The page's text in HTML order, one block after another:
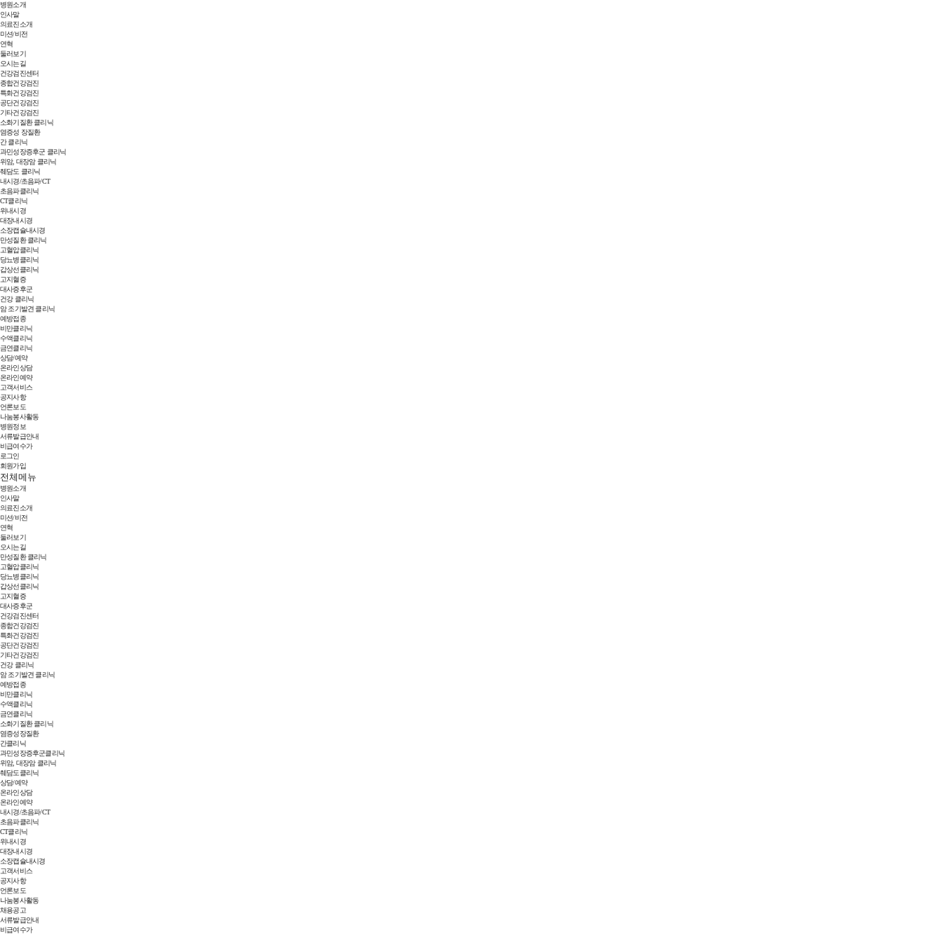
병원소개
인사말
의료진소개
미션/비전
연혁
둘러보기
오시는길
건강검진센터
종합건강검진
특화건강검진
공단건강검진
기타건강검진
소화기질환 클리닉
염증성 장질환
간 클리닉
과민성장증후군 클리닉
위암, 대장암 클리닉
췌담도 클리닉
내시경/초음파/CT
초음파클리닉
CT클리닉
위내시경
대장내시경
소장캡슐내시경
만성질환 클리닉
고혈압클리닉
당뇨병클리닉
갑상선클리닉
고지혈증
대사증후군
건강 클리닉
암 조기발견 클리닉
예방접종
비만클리닉
수액클리닉
금연클리닉
상담/예약
온라인상담
온라인예약
고객서비스
공지사항
언론보도
나눔봉사활동
병원정보
서류발급안내
비급여수가
로그인
회원가입
전체메뉴
병원소개
인사말
의료진소개
미션/비전
연혁
둘러보기
오시는길
만성질환 클리닉
고혈압클리닉
당뇨병클리닉
갑상선클리닉
고지혈증
대사증후군
건강검진센터
종합건강검진
특화건강검진
공단건강검진
기타건강검진
건강 클리닉
암 조기발견 클리닉
예방접종
비만클리닉
수액클리닉
금연클리닉
소화기질환 클리닉
염증성장질환
간클리닉
과민성장증후군클리닉
위암, 대장암 클리닉
췌담도클리닉
상담/예약
온라인상담
온라인예약
내시경/초음파/CT
초음파클리닉
CT클리닉
위내시경
대장내시경
소장캡슐내시경
고객서비스
공지사항
언론보도
나눔봉사활동
채용공고
서류발급안내
비급여수가